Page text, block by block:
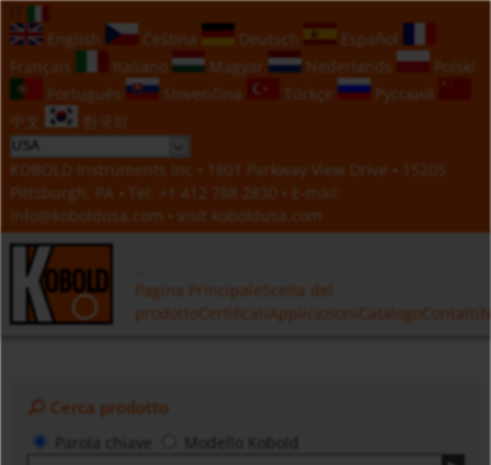
English
Čeština Deutsch
Español
Français
Italiano Magyar Nederlands
Polski
Português
Slovenčina Türkçe
Русский
中文
한국의
KOBOLD Instruments Inc • 1801 Parkway View Drive • 15205
Pittsburgh, PA • Tel:
+1 412 788 2830 • E-mail:
info@koboldusa.com • visit koboldusa.com
Pagina PrincipaleScelta del
prodottoCertificati Applicazioni CatalogoContatti
Cerca prodotto
Modello Kobold